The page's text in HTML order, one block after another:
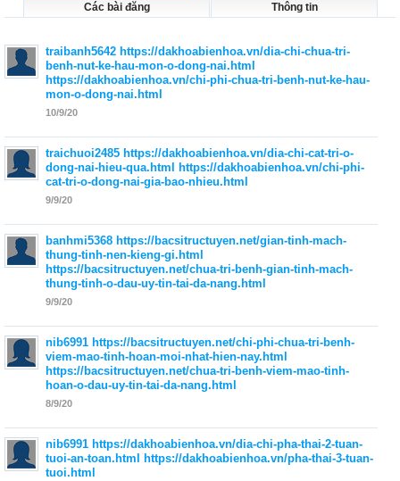
Các bài đăng
Thông tin
traibanh5642 https://dakhoabienhoa.vn/dia-chi-chua-tri-
benh-nut-ke-hau-mon-o-dong-nai.html
https://dakhoabienhoa.vn/chi-phi-chua-tri-benh-nut-ke-hau-
mon-o-dong-nai.html
10/9/20
traichuoi2485 https://dakhoabienhoa.vn/dia-chi-cat-tri-o-
dong-nai-hieu-qua.html
https://dakhoabienhoa.vn/chi-phi-
cat-tri-o-dong-nai-gia-bao-nhieu.html
9/9/20
banhmi5368 https://bacsitructuyen.net/gian-tinh-mach-
thung-tinh-nen-kieng-gi.html
https://bacsitructuyen.net/chua-tri-benh-gian-tinh-mach-
thung-tinh-o-dau-uy-tin-tai-da-nang.html
9/9/20
nib6991 https://bacsitructuyen.net/chi-phi-chua-tri-benh-
viem-mao-tinh-hoan-moi-nhat-hien-nay.html
https://bacsitructuyen.net/chua-tri-benh-viem-mao-tinh-
hoan-o-dau-uy-tin-tai-da-nang.html
8/9/20
nib6991 https://dakhoabienhoa.vn/dia-chi-pha-thai-2-tuan-
tuoi-an-toan.html
https://dakhoabienhoa.vn/pha-thai-3-tuan-
tuoi.html